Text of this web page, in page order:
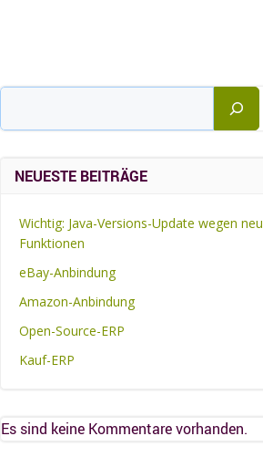
Suchen
NEUESTE BEITRÄGE
Wichtig: Java-Versions-Update wegen
Funktionen
eBay-Anbindung
Amazon-Anbindung
Open-Source-ERP
Kauf-ERP
Es sind keine Kommentare vorhanden.